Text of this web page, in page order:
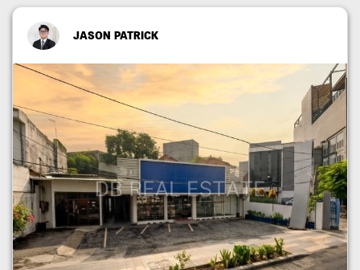
JASON PATRICK